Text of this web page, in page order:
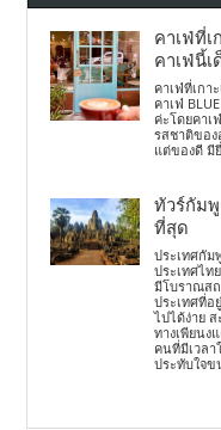
คาเฟ่ที่เ
คาเฟ่นี้
คาเฟ่ที่เกา
คาเฟ่
ค่ะโดยคาเ
รสชาติขอ
แต่ของดี มี
ทัวร์กัม
ที่สุด
ประเทศกัม
ประเทศไท
มีโบราณส
ประเทศที่อ
ไปได้ง่าย
ทางเพียนง
คนที่มีเวล
ประทับใจข